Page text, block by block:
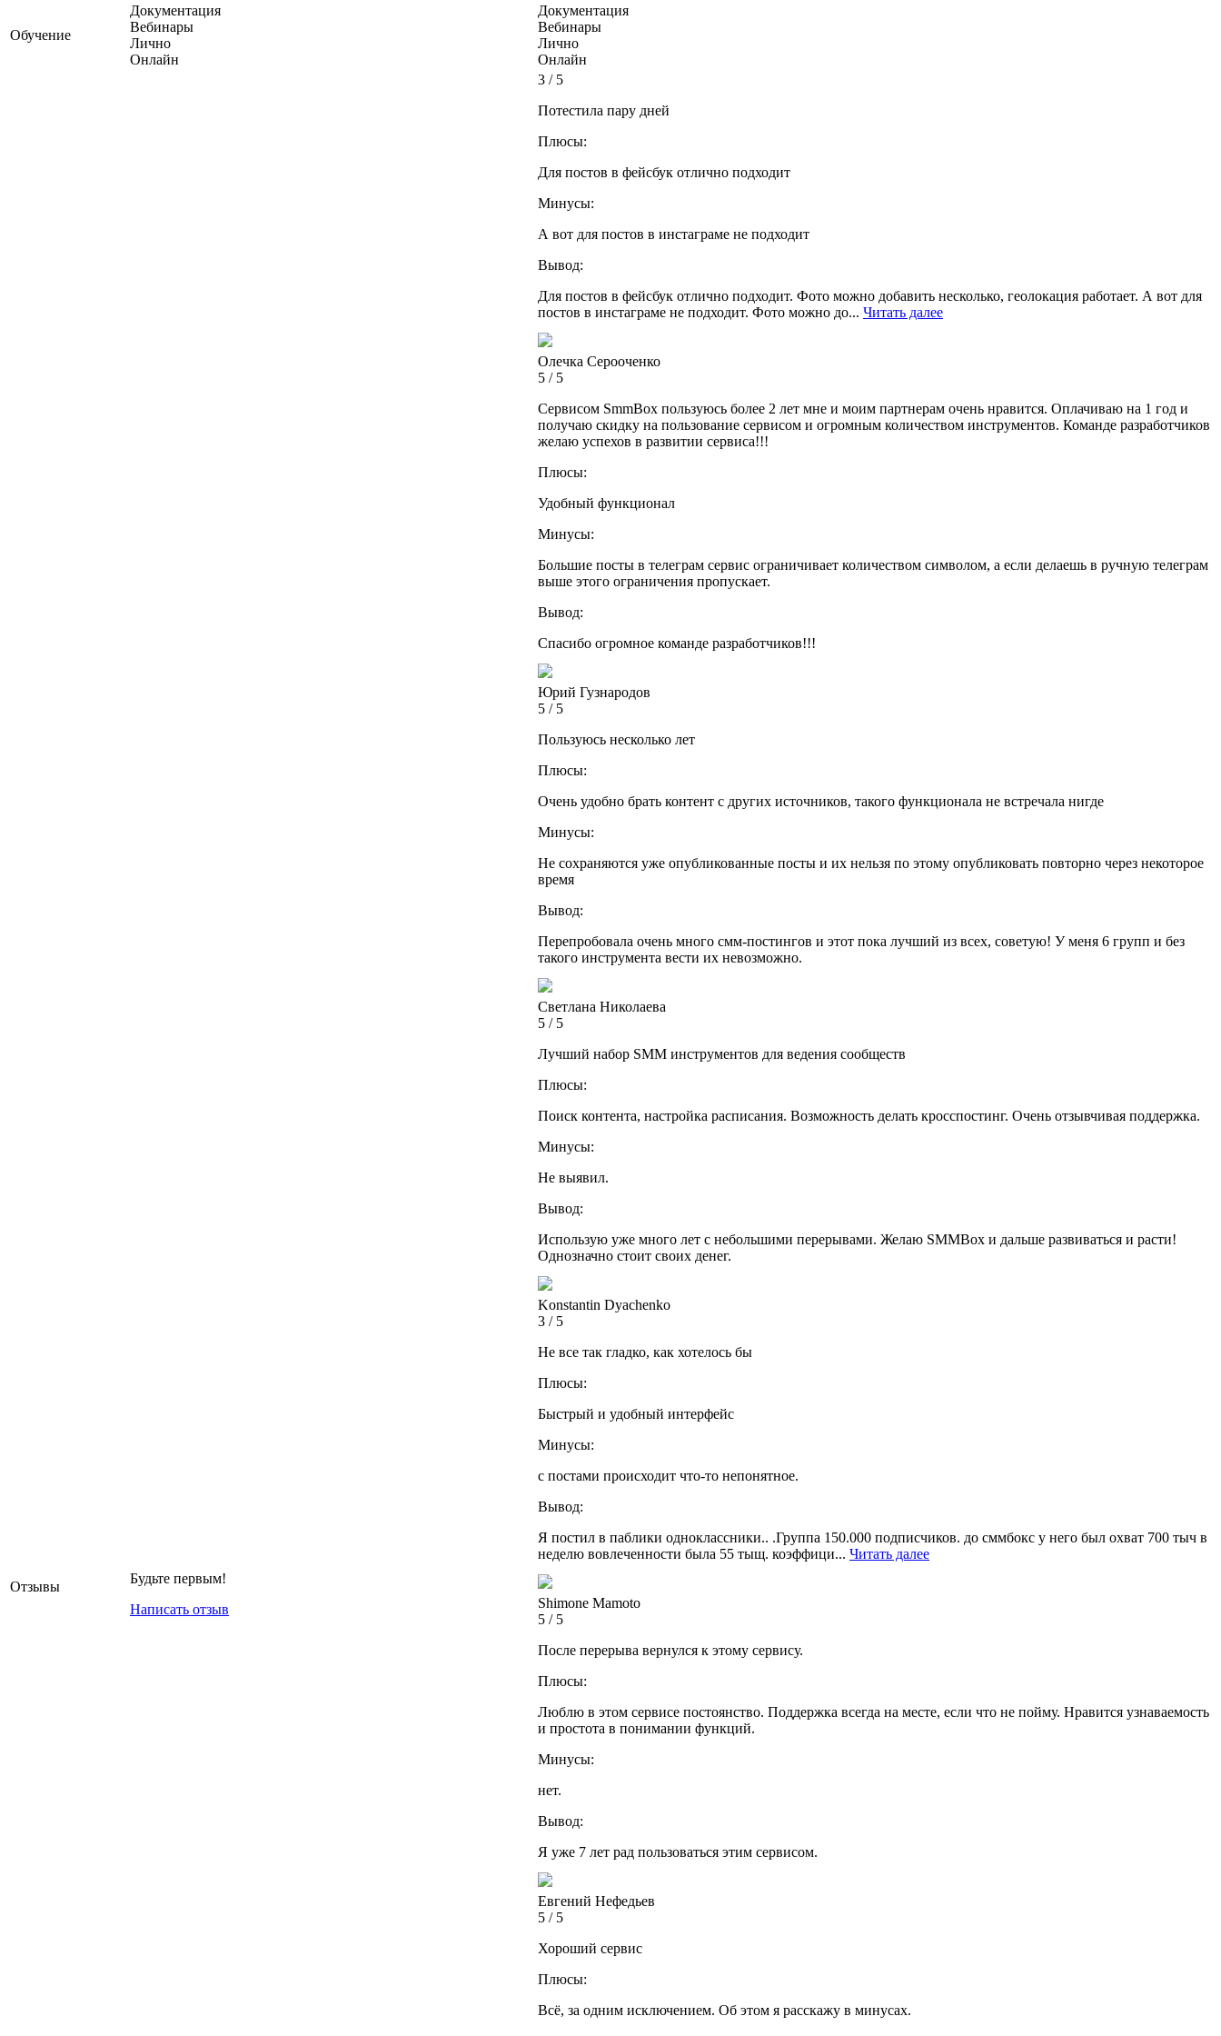
Обучение
Документация
Вебинары
Лично
Онлайн
Документация
Вебинары
Лично
Онлайн
Отзывы
Будьте первым!
Написать отзыв
3 / 5
Потестила пару дней
Плюсы:
Для постов в фейсбук отлично подходит
Минусы:
А вот для постов в инстаграме не подходит
Вывод:
Для постов в фейсбук отлично подходит. Фото можно добавить несколько, геолокация работает. А вот для
постов в инстаграме не подходит. Фото можно до... Читать далее
Олечка Серооченко
5 / 5
Сервисом SmmBox пользуюсь более 2 лет мне и моим партнерам очень нравится. Оплачиваю на 1 год и
получаю скидку на пользование сервисом и огромным количеством инструментов. Команде разработчиков
желаю успехов в развитии сервиса!!!
Плюсы:
Удобный функционал
Минусы:
Большие посты в телеграм сервис ограничивает количеством символом, а если делаешь в ручную телеграм
выше этого ограничения пропускает.
Вывод:
Спасибо огромное команде разработчиков!!!
Юрий Гузнародов
5 / 5
Пользуюсь несколько лет
Плюсы:
Очень удобно брать контент с других источников, такого функционала не встречала нигде
Минусы:
Не сохраняются уже опубликованные посты и их нельзя по этому опубликовать повторно через некоторое
время
Вывод:
Перепробовала очень много смм-постингов и этот пока лучший из всех, советую! У меня 6 групп и без
такого инструмента вести их невозможно.
Светлана Николаева
5 / 5
Лучший набор SMM инструментов для ведения сообществ
Плюсы:
Поиск контента, настройка расписания. Возможность делать кросспостинг. Очень отзывчивая поддержка.
Минусы:
Не выявил.
Вывод:
Использую уже много лет с небольшими перерывами. Желаю SMMBox и дальше развиваться и расти!
Однозначно стоит своих денег.
Konstantin Dyachenko
3 / 5
Не все так гладко, как хотелось бы
Плюсы:
Быстрый и удобный интерфейс
Минусы:
с постами происходит что-то непонятное.
Вывод:
Я постил в паблики одноклассники.. .Группа 150.000 подписчиков. до сммбокс у него был охват 700 тыч в
неделю вовлеченности была 55 тыщ. коэффици... Читать далее
Shimone Mamoto
5 / 5
После перерыва вернулся к этому сервису.
Плюсы:
Люблю в этом сервисе постоянство. Поддержка всегда на месте, если что не пойму. Нравится узнаваемость
и простота в понимании функций.
Минусы:
нет.
Вывод:
Я уже 7 лет рад пользоваться этим сервисом.
Евгений Нефедьев
5 / 5
Хороший сервис
Плюсы:
Всё, за одним исключением. Об этом я расскажу в минусах.